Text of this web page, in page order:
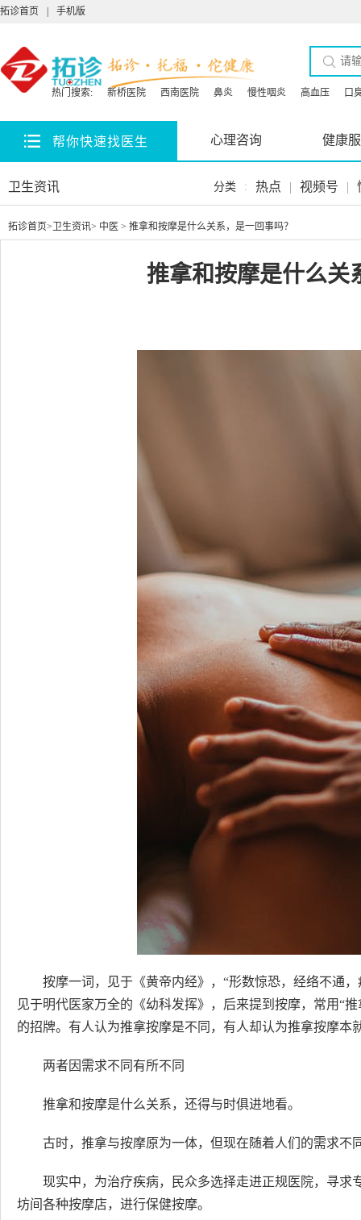
拓诊首页 手机版
热门搜索: 新桥医院 西南医院 鼻炎 慢性咽炎 高血压 口
帮你快速找医生 心理咨询 健康
卫生资讯 分类 : 热点 | 视频号 |
拓诊首页> 卫生资讯> 中医 > 推拿和按摩是什么关系，是一回事吗？
推拿和按摩是什么关
按摩一词，见于《黄帝内经》，“形数惊恐，经络不通
见于明代医家万全的《幼科发挥》，后来提到按摩，常用“
的招牌。有人认为推拿按摩是不同，有人却认为推拿按摩本
两者因需求不同有所不同
推拿和按摩是什么关系，还得与时俱进地看。
古时，推拿与按摩原为一体，但现在随着人们的需求不
现实中，为治疗疾病，民众多选择走进正规医院，寻
坊间各种按摩店，进行保健按摩。